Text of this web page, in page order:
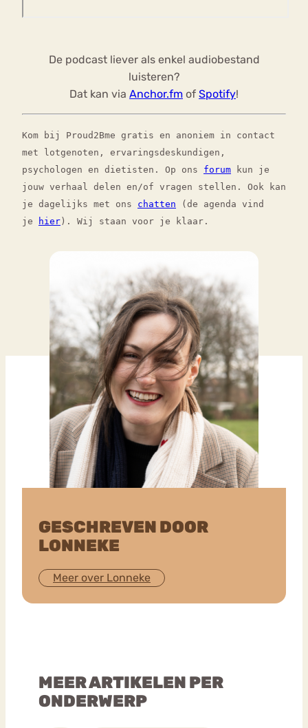
De podcast liever als enkel audiobestand
luisteren?
Dat kan via Anchor.fm of Spotify!
Kom bij Proud2Bme gratis en anoniem in contact
met lotgenoten, ervaringsdeskundigen,
psychologen en dietisten. Op ons forum kun je
jouw verhaal delen en/of vragen stellen. Ook kan
je dagelijks met ons chatten (de agenda vind
je
hier ). Wij staan voor je klaar.
GESCHREVEN DOOR
LONNEKE
Meer over Lonneke
MEER ARTIKELEN PER
ONDERWERP